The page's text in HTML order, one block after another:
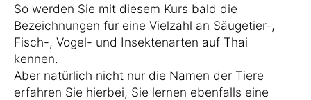
So werden Sie mit diesem Kurs bald die
Bezeichnungen für eine Vielzahl an Säugetier-,
Fisch-, Vogel- und Insektenarten auf Thai
kennen.
Aber natürlich nicht nur die Namen der Tiere
erfahren Sie hierbei, Sie lernen ebenfalls eine